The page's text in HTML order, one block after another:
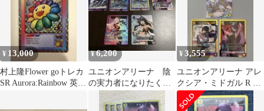
¥ 13,000
村上隆Flower goトレカ
SR Aurora:Rainbow 英語
¥6,200
ユニオンアリーナ 陰
の実力者になりたく
て！ デルタ Uパラ
レル 他SR
¥3,555
ユニオンアリーナ アレ
クシア・ミドガル R パ
ラレル 陰の実力者にな
りたくて！